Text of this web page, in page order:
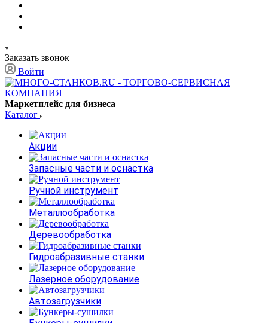
Заказать звонок
Войти
Маркетплейс для бизнеса
Каталог
Акции
Запасные части и оснастка
Ручной инструмент
Металлообработка
Деревообработка
Гидроабразивные станки
Лазерное оборудование
Автозагрузчики